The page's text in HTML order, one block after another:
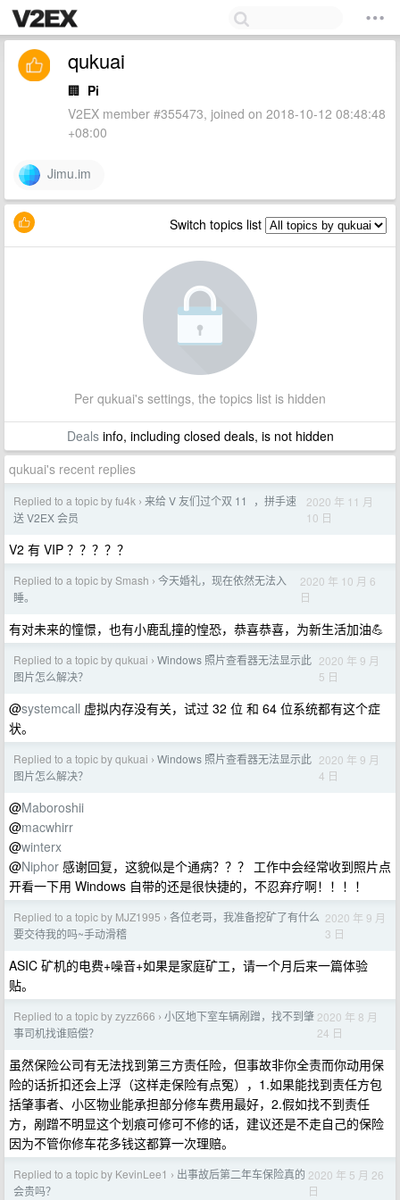
qukuai
🏢 Pi
V2EX member #355473, joined on 2018-10-12 08:48:48
+08:00
Jimu.im
Switch topics list
Per qukuai's settings, the topics list is hidden
Dealsinfo, including closed deals, is not hidden
qukuai's recent replies
Replied to a topic by fu4k › 来给 V 友们过个双 11 ，拼手速
送 V2EX 会员
2020 年 11 月
10 日
V2 有 VIP ？？？？？
Replied to a topic by Smash › 今天婚礼，现在依然无法入
睡。
2020 年 10 月 6
日
有对未来的憧憬，也有小鹿乱撞的惶恐，恭喜恭喜，为新生活加油💪
Replied to a topic by qukuai › Windows 照片查看器无法显示此
图片怎么解决？
2020 年 9 月
5 日
@systemcall 虚拟内存没有关，试过 32 位 和 64 位系统都有这个症
状。
Replied to a topic by qukuai › Windows 照片查看器无法显示此
图片怎么解决？
2020 年 9 月
4 日
@Maboroshii
@macwhirr
@winterx
@Niphor 感谢回复，这貌似是个通病？？？ 工作中会经常收到照片点
开看一下用 Windows 自带的还是很快捷的，不忍弃疗啊！！！！
Replied to a topic by MJZ1995 › 各位老哥，我准备挖矿了有什么
要交待我的吗~手动滑稽
2020 年 9 月
3 日
ASIC 矿机的电费+噪音+如果是家庭矿工，请一个月后来一篇体验
贴。
Replied to a topic by zyzz666 › 小区地下室车辆剐蹭，找不到肇
事司机找谁赔偿？
2020 年 8 月
24 日
虽然保险公司有无法找到第三方责任险，但事故非你全责而你动用保
险的话折扣还会上浮（这样走保险有点冤），1.如果能找到责任方包
括肇事者、小区物业能承担部分修车费用最好，2.假如找不到责任
方，剐蹭不明显这个划痕可修可不修的话，建议还是不走自己的保险
因为不管你修车花多钱这都算一次理赔。
Replied to a topic by KevinLee1 › 出事故后第二年车保险真的
会贵吗？
2020 年 5 月 26
日